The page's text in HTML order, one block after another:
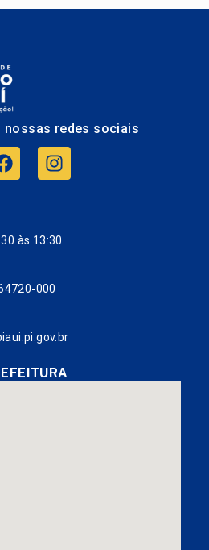
nossas redes sociais
às 13:30.
000